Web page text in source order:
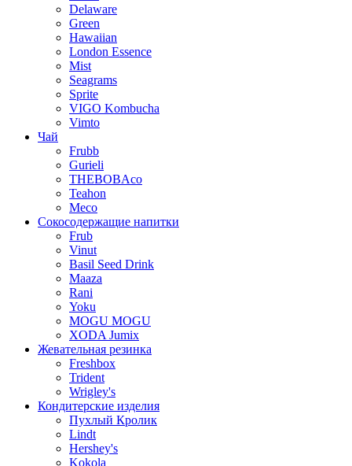
Delaware
Green
Hawaiian
London Essence
Mist
Seagrams
Sprite
VIGO Kombucha
Vimto
Чай
Frubb
Gurieli
THEBOBAco
Teahon
Meco
Сокосодержащие напитки
Frub
Vinut
Basil Seed Drink
Maaza
Rani
Yoku
MOGU MOGU
XODA Jumix
Жевательная резинка
Freshbox
Trident
Wrigley's
Кондитерские изделия
Пухлый Кролик
Lindt
Hershey's
Kokola